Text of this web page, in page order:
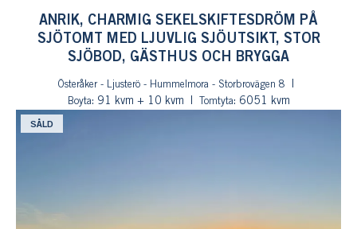
ANRIK, CHARMIG SEKELSKIFTESDRÖM PÅ
SJÖTOMT MED LJUVLIG SJÖUTSIKT, STOR
SJÖBOD, GÄSTHUS OCH BRYGGA
Österåker - Ljusterö - Hummelmora - Storbrovägen 8
Boyta: 91 kvm + 10 kvm Tomtyta: 6051 kvm
SÅLD